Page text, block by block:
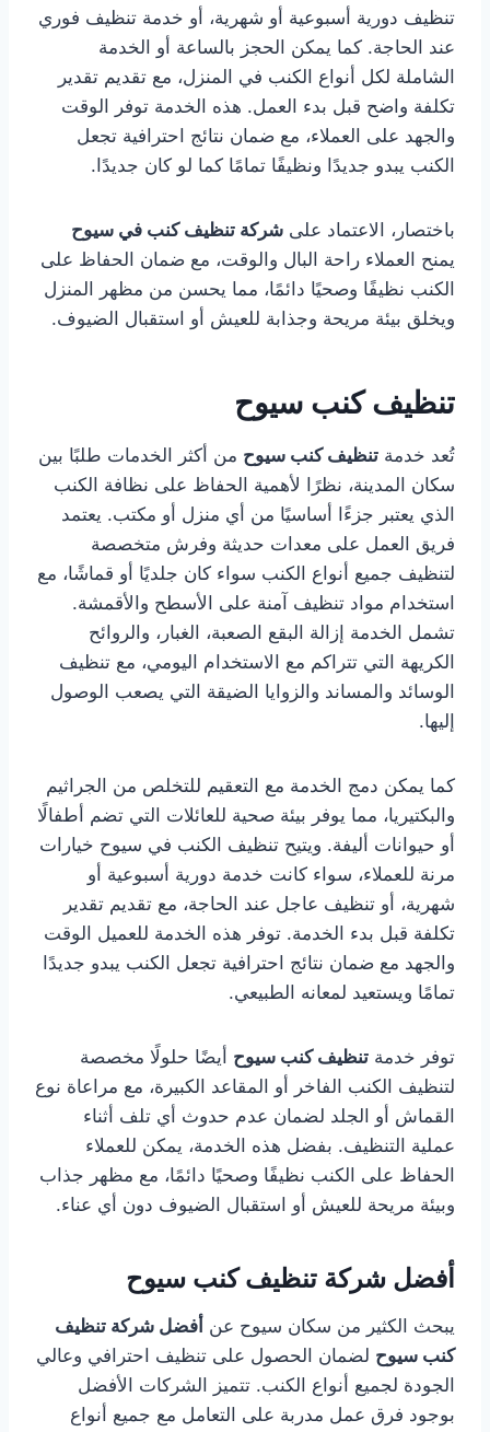
تنظيف دورية أسبوعية أو شهرية، أو خدمة تنظيف فوري
عند الحاجة. كما يمكن الحجز بالساعة أو الخدمة
الشاملة لكل أنواع الكنب في المنزل، مع تقديم تقدير
تكلفة واضح قبل بدء العمل. هذه الخدمة توفر الوقت
والجهد على العملاء، مع ضمان نتائج احترافية تجعل
الكنب يبدو جديدًا ونظيفًا تمامًا كما لو كان جديدًا.
باختصار، الاعتماد على شركة تنظيف كنب في سيوح
يمنح العملاء راحة البال والوقت، مع ضمان الحفاظ على
الكنب نظيفًا وصحيًا دائمًا، مما يحسن من مظهر المنزل
ويخلق بيئة مريحة وجذابة للعيش أو استقبال الضيوف.
تنظيف كنب سيوح
تُعد خدمة تنظيف كنب سيوح من أكثر الخدمات طلبًا بين
سكان المدينة، نظرًا لأهمية الحفاظ على نظافة الكنب
الذي يعتبر جزءًا أساسيًا من أي منزل أو مكتب. يعتمد
فريق العمل على معدات حديثة وفرش متخصصة
لتنظيف جميع أنواع الكنب سواء كان جلديًا أو قماشًا، مع
استخدام مواد تنظيف آمنة على الأسطح والأقمشة.
تشمل الخدمة إزالة البقع الصعبة، الغبار، والروائح
الكريهة التي تتراكم مع الاستخدام اليومي، مع تنظيف
الوسائد والمساند والزوايا الضيقة التي يصعب الوصول
إليها.
كما يمكن دمج الخدمة مع التعقيم للتخلص من الجراثيم
والبكتيريا، مما يوفر بيئة صحية للعائلات التي تضم أطفالًا
أو حيوانات أليفة. ويتيح تنظيف الكنب في سيوح خيارات
مرنة للعملاء، سواء كانت خدمة دورية أسبوعية أو
شهرية، أو تنظيف عاجل عند الحاجة، مع تقديم تقدير
تكلفة قبل بدء الخدمة. توفر هذه الخدمة للعميل الوقت
والجهد مع ضمان نتائج احترافية تجعل الكنب يبدو جديدًا
تمامًا ويستعيد لمعانه الطبيعي.
توفر خدمة تنظيف كنب سيوح أيضًا حلولًا مخصصة
لتنظيف الكنب الفاخر أو المقاعد الكبيرة، مع مراعاة نوع
القماش أو الجلد لضمان عدم حدوث أي تلف أثناء
عملية التنظيف. بفضل هذه الخدمة، يمكن للعملاء
الحفاظ على الكنب نظيفًا وصحيًا دائمًا، مع مظهر جذاب
وبيئة مريحة للعيش أو استقبال الضيوف دون أي عناء.
أفضل شركة تنظيف كنب سيوح
يبحث الكثير من سكان سيوح عن أفضل شركة تنظيف
كنب سيوح لضمان الحصول على تنظيف احترافي وعالي
الجودة لجميع أنواع الكنب. تتميز الشركات الأفضل
بوجود فرق عمل مدربة على التعامل مع جميع أنواع